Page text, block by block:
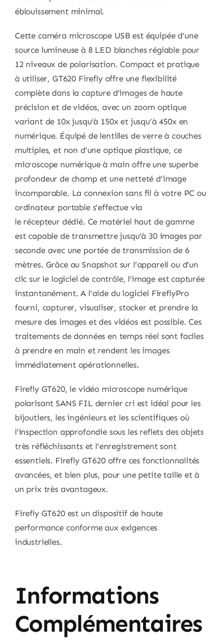
éblouissement minimal.
Cette caméra microscope USB est équipée d’une
source lumineuse à 8 LED blanches réglable pour
12 niveaux de polarisation. Compact et pratique
à utiliser, GT620 Firefly offre une flexibilité
complète dans la capture d’images de haute
précision et de vidéos, avec un zoom optique
variant de 10x jusqu’à 150x et jusqu’à 450x en
numérique. Équipé de lentilles de verre à couches
multiples, et non d’une optique plastique, ce
microscope numérique à main offre une superbe
profondeur de champ et une netteté d’image
incomparable. La connexion sans fil à votre PC ou
ordinateur portable s’effectue via
le récepteur dédié. Ce matériel haut de gamme
est capable de transmettre jusqu’à 30 images par
seconde avec une portée de transmission de 6
mètres. Grâce au Snapshot sur l’appareil ou d’un
clic sur le logiciel de contrôle, l’image est capturée
instantanément. A l’aide du logiciel FireflyPro
fourni, capturer, visualiser, stocker et prendre la
mesure des images et des vidéos est possible. Ces
traitements de données en temps réel sont faciles
à prendre en main et rendent les images
immédiatement opérationnelles.
Firefly GT620, le vidéo microscope numérique
polarisant SANS FIL dernier cri est idéal pour les
bijoutiers, les ingénieurs et les scientifiques où
l’inspection approfondie sous les reflets des objets
très réfléchissants et l’enregistrement sont
essentiels. Firefly GT620 offre ces fonctionnalités
avancées, et bien plus, pour une petite taille et à
un prix très avantageux.
Firefly GT620 est un dispositif de haute
performance conforme aux exigences
industrielles.
Informations
Complémentaires